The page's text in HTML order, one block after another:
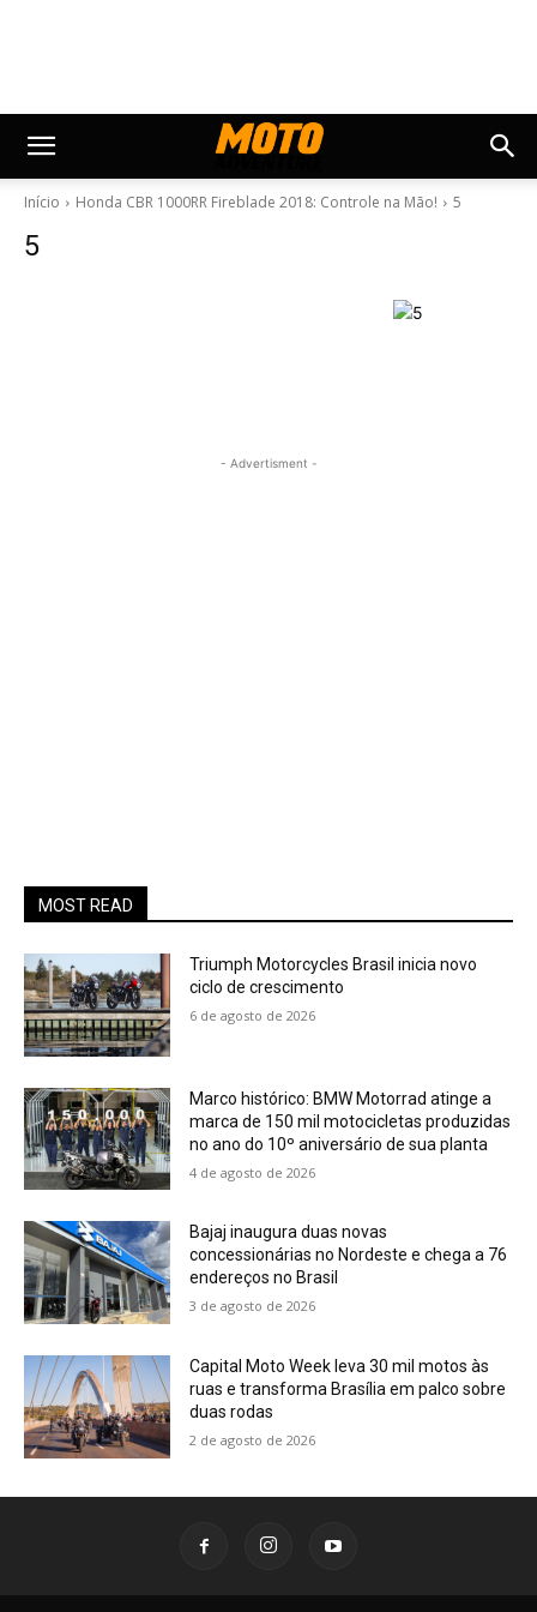
Início Honda CBR 1000RR Fireblade 2018: Controle na Mão! 5
5
- Advertisment -
MOST READ
Triumph Motorcycles Brasil inicia novo
ciclo de crescimento
6 de agosto de 2026
Marco histórico: BMW Motorrad atinge a
marca de 150 mil motocicletas produzidas
no ano do 10º aniversário de sua planta
4 de agosto de 2026
Bajaj inaugura duas novas
concessionárias no Nordeste e chega a 76
endereços no Brasil
3 de agosto de 2026
Capital Moto Week leva 30 mil motos às
ruas e transforma Brasília em palco sobre
duas rodas
2 de agosto de 2026